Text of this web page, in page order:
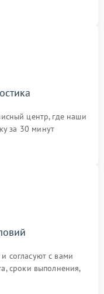
центр, где наши
за 30 минут
согласуют с вами
сроки выполнения,